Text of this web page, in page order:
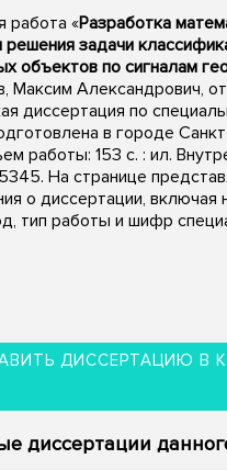
работа «Разработка
решения задачи
объектов по сигналам
Максим Александрович,
диссертация по
в городе
работы: 153 с. : ил.
На странице
о диссертации, включая
тип работы и шифр
ДИССЕРТАЦИЮ В
диссертации